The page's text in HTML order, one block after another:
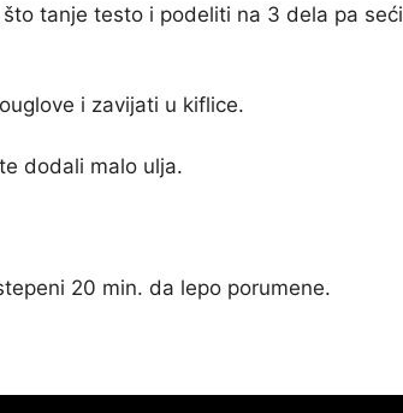
tanje testo i podeliti na 3 dela pa seći
i zavijati u kiflice.
dodali malo ulja.
20 min. da lepo porumene.